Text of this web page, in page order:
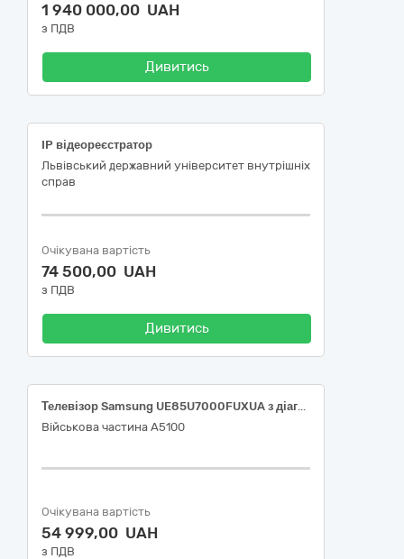
1 940 000,00 UAH
з ПДВ
Дивитись
IP відеореєстратор
Львівський державний університет внутрішніх
справ
Очікувана вартість
74 500,00 UAH
з ПДВ
Дивитись
Телевізор Samsung UE85U7000FUXUA з діагоналлю 85 дюймів або еквівалент
Військова частина А5100
Очікувана вартість
54 999,00 UAH
з ПДВ